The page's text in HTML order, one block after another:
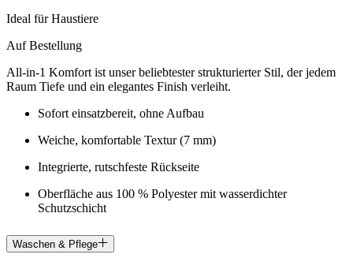
Ideal für Haustiere
Auf Bestellung
All-in-1 Komfort ist unser beliebtester strukturierter Stil, der jedem
Raum Tiefe und ein elegantes Finish verleiht.
Sofort einsatzbereit, ohne Aufbau
Weiche, komfortable Textur (7 mm)
Integrierte, rutschfeste Rückseite
Oberfläche aus 100 % Polyester mit wasserdichter
Schutzschicht
Waschen & Pflege